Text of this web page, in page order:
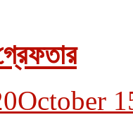
October